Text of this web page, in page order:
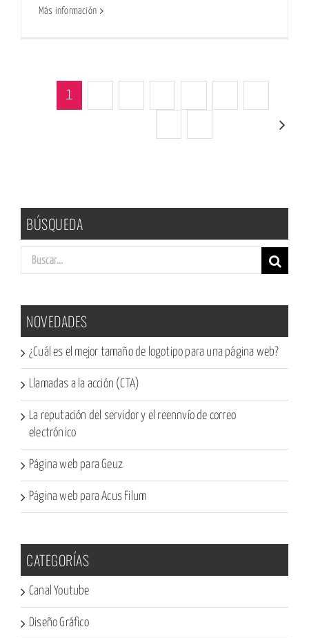
Más información
1
BÚSQUEDA
Buscar:
NOVEDADES
¿Cuál es el mejor tamaño de logotipo para una página web?
Llamadas a la acción (CTA)
La reputación del servidor y el reennvío de correo
electrónico
Página web para Geuz
Página web para Acus Filum
CATEGORÍAS
Canal Youtube
Diseño Gráfico